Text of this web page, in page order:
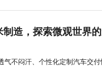
制造，探索微观世界
气不闷汗、个性化定制汽车交